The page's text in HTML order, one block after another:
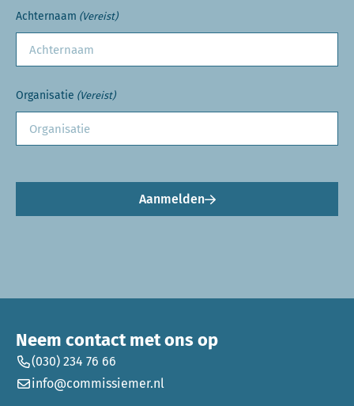
Achternaam (Vereist)
Organisatie (Vereist)
Aanmelden
Neem contact met ons op
(030) 234 76 66
info@commissiemer.nl